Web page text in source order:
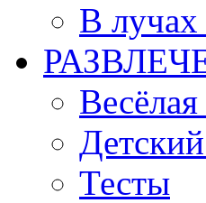
В лучах
Тесты